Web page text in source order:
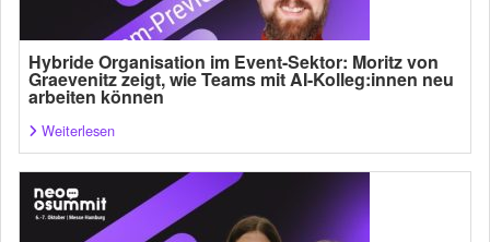
Hybride Organisation im Event-Sektor: Moritz von
Graevenitz zeigt, wie Teams mit AI-Kolleg:innen neu
arbeiten können
Weiterlesen